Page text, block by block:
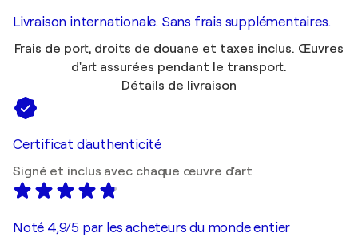
Livraison internationale. Sans frais supplémentaires.
Frais de port, droits de douane et taxes inclus. Œuvres
d'art assurées pendant le transport.
Détails de livraison
Certificat d'authenticité
Signé et inclus avec chaque œuvre d'art
Noté 4,9/5 par les acheteurs du monde entier